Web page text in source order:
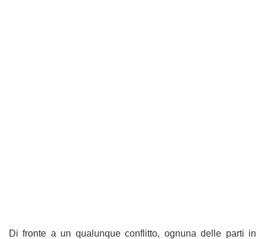
Di fronte a un qualunque conflitto, ognuna delle parti in